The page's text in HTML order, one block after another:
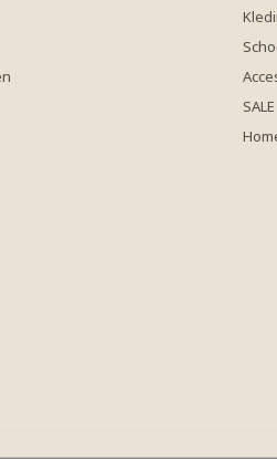
SALE